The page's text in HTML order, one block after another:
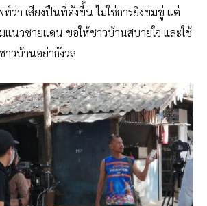
ว่า เสียงปืนที่ดังขึ้น ไม่ใช่การยิงข่มขู่ แต่
นวชายแดน ขอให้ชาวบ้านสบายใจ และใช้
วบ้านอย่ากังวล